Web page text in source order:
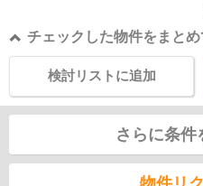
チェックした物件をまとめ
検討リストに追加
さらに条件